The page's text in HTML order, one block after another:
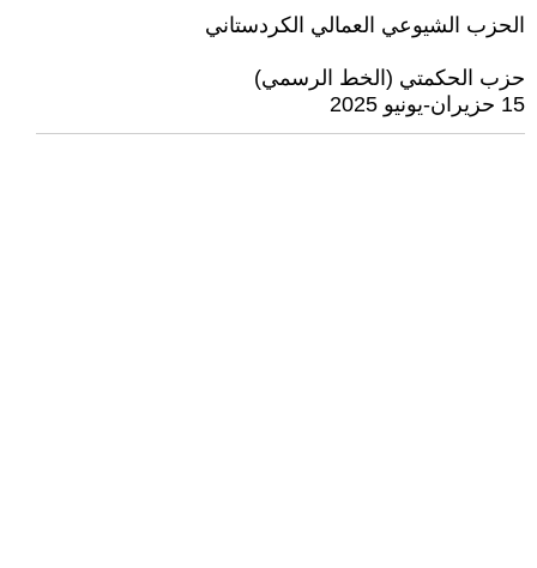
الحزب الشيوعي العمالي الكردستاني
حزب الحكمتي (الخط الرسمي)
15 حزيران-يونيو 2025